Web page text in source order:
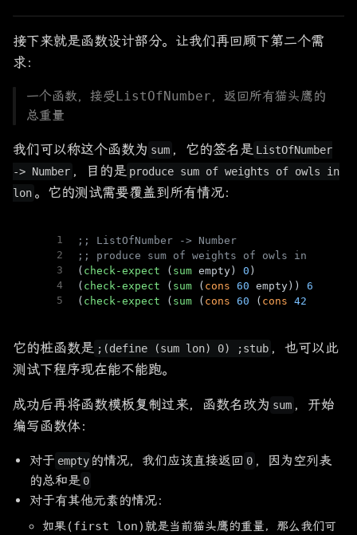
接下来就是函数设计部分。让我们再回顾下第二个需
求：
一个函数，接受ListOfNumber，返回所有猫头鹰的
总重量
我们可以称这个函数为 sum ，它的签名是 ListOfNumber
-> Number ，目的是 produce sum of weights of owls in
lon 。它的测试需要覆盖到所有情况：
1
2
3
4
5
;; ListOfNumber -> Number
;; produce sum of weights of owls in lon
( check-expect ( sum empty) 0 )
( check-expect ( sum ( cons 60 empty)) 60
( check-expect ( sum ( cons 60 ( cons 42
它的桩函数是 ;(define (sum lon) 0) ;stub ，也可以此
测试下程序现在能不能跑。
成功后再将函数模板复制过来，函数名改为 sum ，开始
编写函数体：
对于 empty 的情况，我们应该直接返回 0 ，因为空列表
的总和是 0
对于有其他元素的情况：
如果(first lon)就是当前猫头鹰的重量，那么我们可